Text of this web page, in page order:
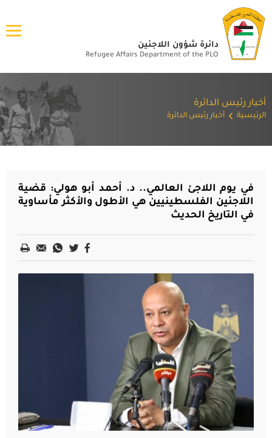
دائرة شؤون اللاجئين
Refugee Affairs Department of the PLO
أخبار رئيس الدائرة
الرئيسية أخبار رئيس الدائرة
في يوم اللاجئ العالمي.. د. أحمد أبو هولي: قضية
اللاجئين الفلسطينيين هي الأطول والأكثر مأساوية
في التاريخ الحديث